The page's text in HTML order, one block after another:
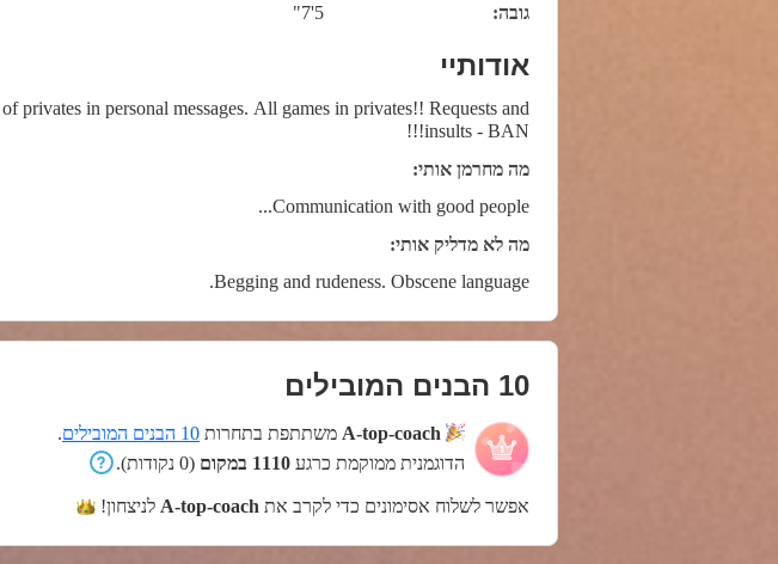
גובה: 5'7"
אודותיי
in personal messages. All games in privates!! Requests and
insults - BAN!!!
מה מחרמן אותי:
Communication with good people...
מה לא מדליק אותי:
Begging and rudeness. Obscene language.
10 הבנים המובילים
A-top-coach משתתפת בתחרות 10 הבנים המובילים
.
הדוגמנית ממוקמת כרגע 1110 במקום (0 נקודות).
אפשר לשלוח אסימונים כדי לקרב את A-top-coach לניצחון!